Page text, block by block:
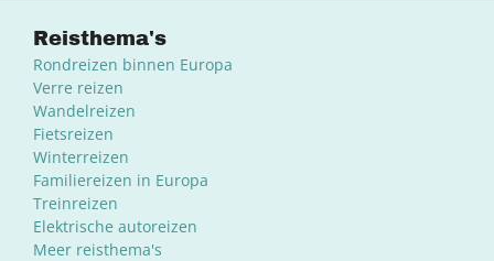
Reisthema's
Rondreizen binnen Europa
Verre reizen
Wandelreizen
Fietsreizen
Winterreizen
Familiereizen in Europa
Treinreizen
Elektrische autoreizen
Meer reisthema's